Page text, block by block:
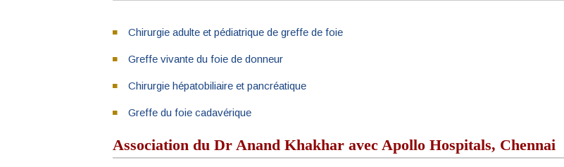
Chirurgie adulte et pédiatrique de greffe de foie
Greffe vivante du foie de donneur
Chirurgie hépatobiliaire et pancréatique
Greffe du foie cadavérique
Association du Dr Anand Khakhar avec Apollo Hospitals, Chennai